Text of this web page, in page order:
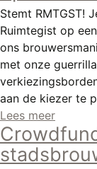
Stemt RMTGST!
Ruimtegist op
ons
met onze
aan de kiezer te
Lees meer